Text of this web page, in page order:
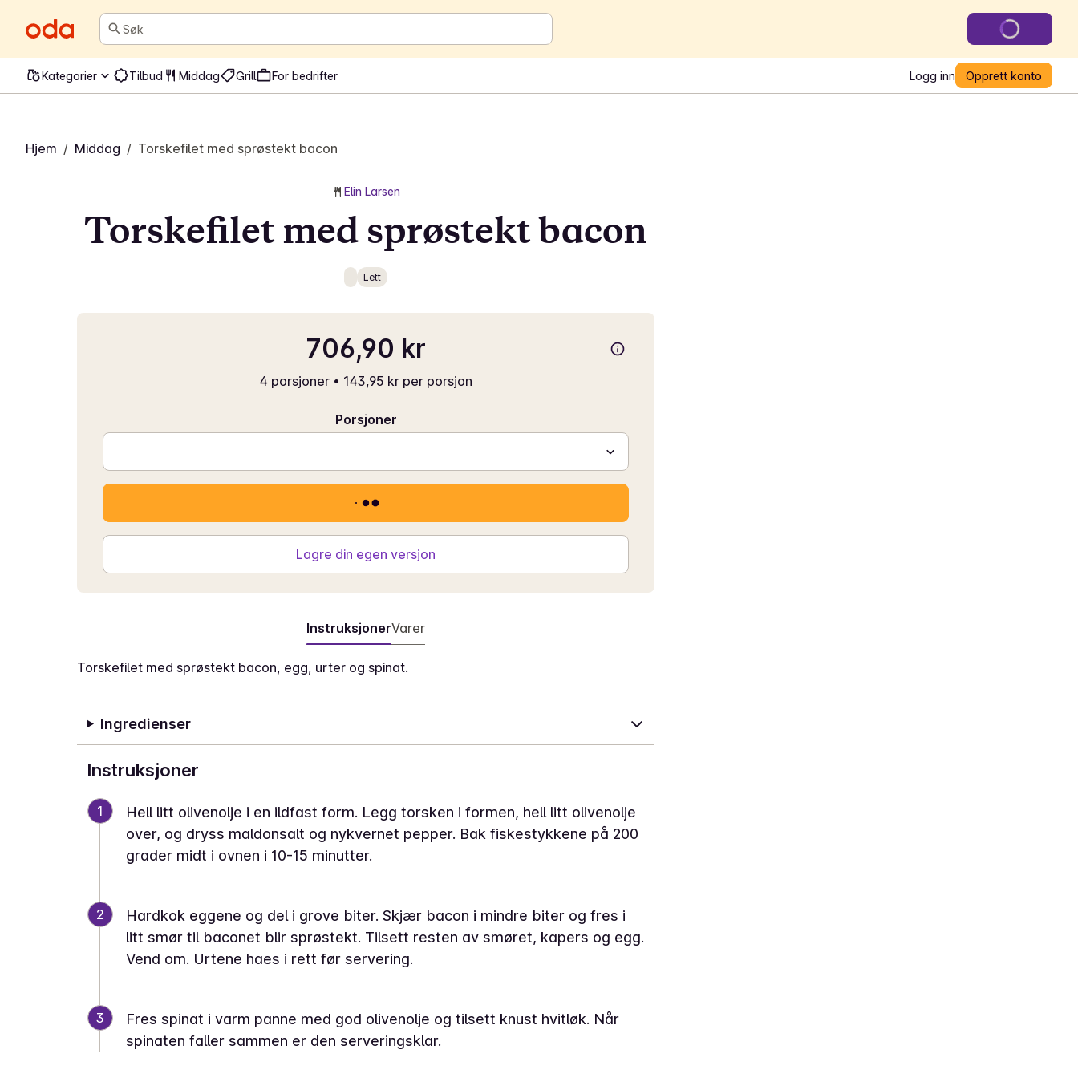
Søk
Kategorier Tilbud Middag Grill For bedrifter Logg inn Opprett konto
Hjem / Middag / Torskefilet med sprøstekt bacon
Elin Larsen
Torskefilet med sprøstekt bacon
Lett
706,90 kr
4 porsjoner • 143,95 kr per porsjon
Porsjoner
Lagre din egen versjon
InstruksjonerVarer
Torskefilet med sprøstekt bacon, egg, urter og spinat.
Ingredienser
Instruksjoner
1
Hell litt olivenolje i en ildfast form. Legg torsken i formen, hell litt olivenolje
over, og dryss maldonsalt og nykvernet pepper. Bak fiskestykkene på 200
grader midt i ovnen i 10-15 minutter.
2
Hardkok eggene og del i grove biter. Skjær bacon i mindre biter og fres i
litt smør til baconet blir sprøstekt. Tilsett resten av smøret, kapers og egg.
Vend om. Urtene haes i rett før servering.
3
Fres spinat i varm panne med god olivenolje og tilsett knust hvitløk. Når
spinaten faller sammen er den serveringsklar.